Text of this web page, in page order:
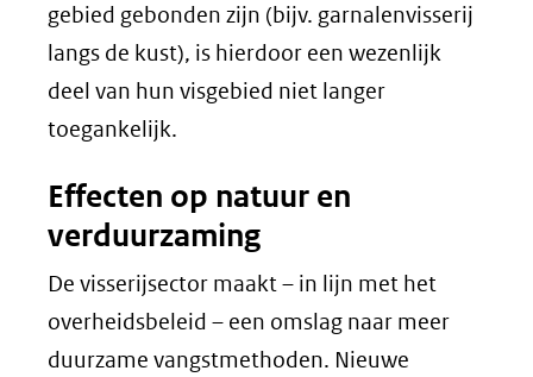
gebied gebonden zijn (bijv. garnalenvisserij
langs de kust), is hierdoor een wezenlijk
deel van hun visgebied niet langer
toegankelijk.
Effecten op natuur en
verduurzaming
De visserijsector maakt – in lijn met het
overheidsbeleid – een omslag naar meer
duurzame vangstmethoden. Nieuwe